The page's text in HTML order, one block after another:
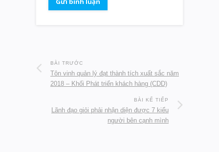
BÀI TRƯỚC
Tôn vinh quản lý đạt thành tích xuất sắc năm
2018 – Khối Phát triển khách hàng (CDD)
BÀI KẾ TIẾP
Lãnh đạo giỏi phải nhận diện được 7 kiểu
người bên cạnh mình